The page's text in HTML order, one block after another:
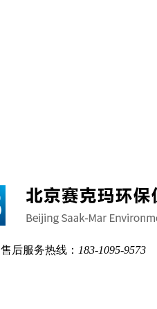
售后服务热线： 183-1095-9573